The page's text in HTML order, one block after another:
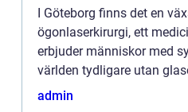
I Göteborg finns det en
ögonlaserkirurgi, ett
erbjuder människor med
världen tydligare utan
Med modern teknik...
admin